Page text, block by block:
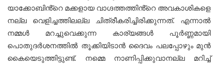
യാക്കോബിൻ്റെ മക്കളായ വാഗ്ദത്തത്തിൻ്റെ അവകാശികളെ
നല്ല വെളിച്ചത്തിലല്ല ചിത്രീകരിച്ചിരിക്കുന്നത്. എന്നാൽ
നമ്മൾ മറച്ചുവെക്കുന്ന കാര്യങ്ങൾ പൂർണ്ണമായി
പൊതുദർശനത്തിൽ തൂക്കിയിടാൻ ദൈവം പലപ്പോഴും മുന്‍
കൈയെടുത്തിട്ടുണ്ട്. നമ്മെ നാണിപ്പിക്കുവാനല്ല മറിച്ച്